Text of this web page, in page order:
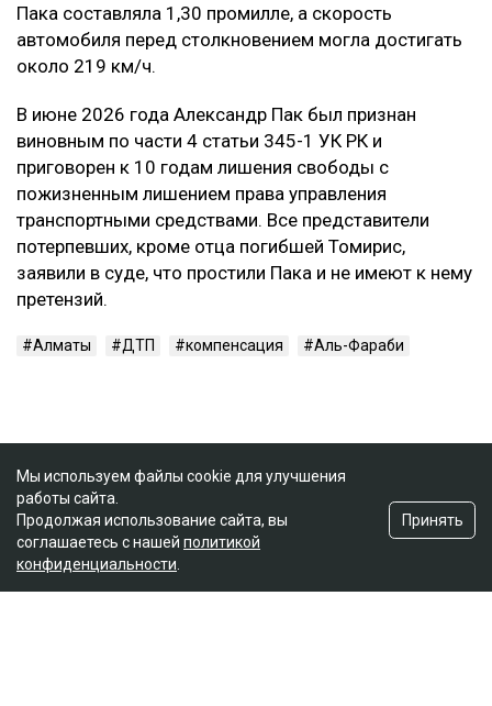
Пака составляла 1,30 промилле, а скорость
автомобиля перед столкновением могла достигать
около 219 км/ч.
В июне 2026 года Александр Пак был признан
виновным по части 4 статьи 345-1 УК РК и
приговорен к 10 годам лишения свободы с
пожизненным лишением права управления
транспортными средствами. Все представители
потерпевших, кроме отца погибшей Томирис,
заявили в суде, что простили Пака и не имеют к нему
претензий.
Алматы ДТП компенсация Аль-Фараби
Мы используем файлы cookie для улучшения
работы сайта.
Продолжая использование сайта, вы
соглашаетесь с нашей политикой
конфиденциальности
Принять